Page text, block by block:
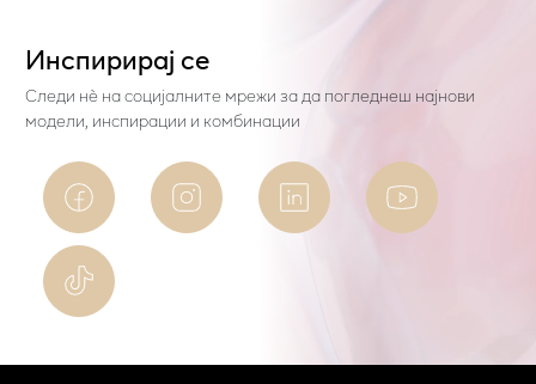
Инспирирај се
Следи нѐ на социјалните мрежи за да погледнеш најнови
модели, инспирации и комбинации